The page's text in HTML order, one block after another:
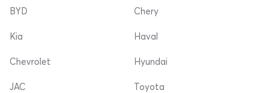
BYD
Kia
Chevrolet
Chery
Haval
Hyundai
JAC Toyota